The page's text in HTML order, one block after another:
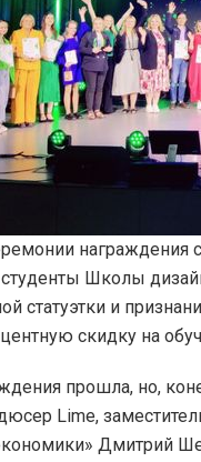
награждения
студенты Школы
статуэтки и
скидку на
прошла, но,
Lime,
Дмитрий